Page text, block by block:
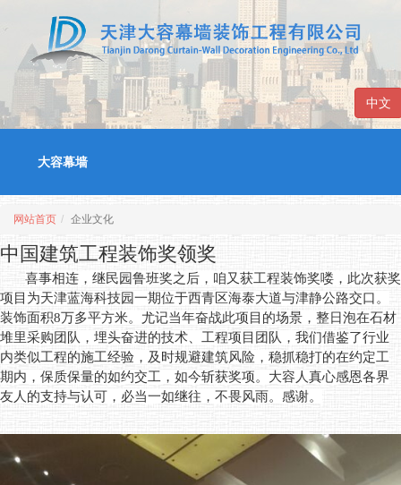
中文
大容幕墙
网站首页 企业文化
中国建筑工程装饰奖领奖
喜事相连，继民园鲁班奖之后，咱又获工程装饰奖喽，此次获奖
项目为天津蓝海科技园一期位于西青区海泰大道与津静公路交口。
装饰面积8万多平方米。尤记当年奋战此项目的场景，整日泡在石材
堆里采购团队，埋头奋进的技术、工程项目团队，我们借鉴了行业
内类似工程的施工经验，及时规避建筑风险，稳抓稳打的在约定工
期内，保质保量的如约交工，如今斩获奖项。大容人真心感恩各界
友人的支持与认可，必当一如继往，不畏风雨。感谢。